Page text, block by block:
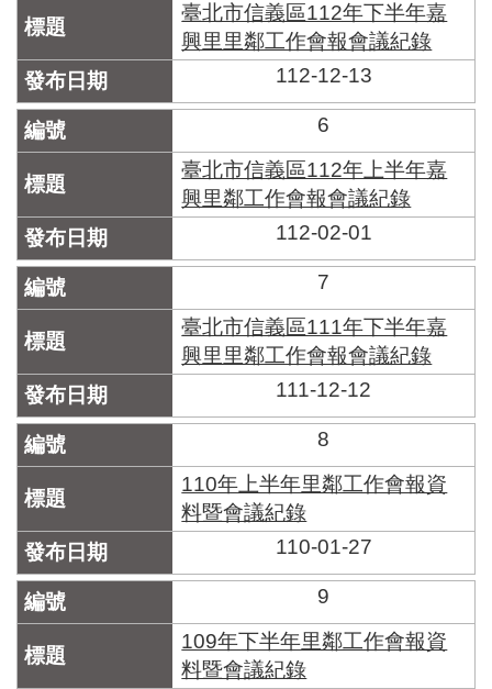
冊
臺北市信義區112年下半年嘉
興里里鄰工作會報會議紀錄
112-12-13
6
臺北市信義區112年上半年嘉
興里鄰工作會報會議紀錄
112-02-01
7
臺北市信義區111年下半年嘉
興里里鄰工作會報會議紀錄
111-12-12
8
110年上半年里鄰工作會報資
料暨會議紀錄
110-01-27
9
109年下半年里鄰工作會報資
料暨會議紀錄